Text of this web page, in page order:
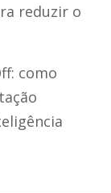
reduzir o
como